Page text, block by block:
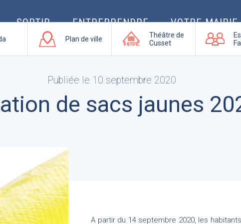
SORTIR ENTREPRENDRE VOTRE MAIRIE
Plan de ville
Théâtre de
Cusset
Publiée le 10 septembre 2020
de sacs jaunes
A partir du 14 septembre 2020, les